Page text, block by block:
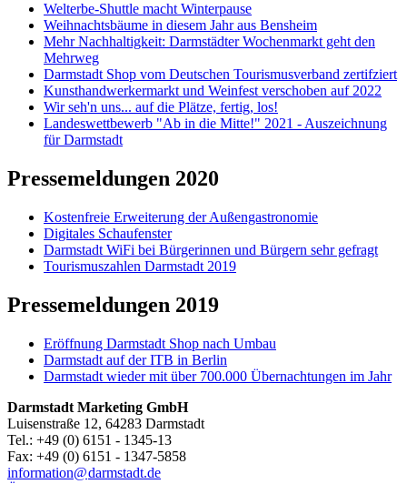
Welterbe-Shuttle macht Winterpause
Weihnachtsbäume in diesem Jahr aus Bensheim
Mehr Nachhaltigkeit: Darmstädter Wochenmarkt geht den
Mehrweg
Darmstadt Shop vom Deutschen Tourismusverband zertifziert
Kunsthandwerkermarkt und Weinfest verschoben auf 2022
Wir seh'n uns... auf die Plätze, fertig, los!
Landeswettbewerb "Ab in die Mitte!" 2021 - Auszeichnung
für Darmstadt
Pressemeldungen 2020
Kostenfreie Erweiterung der Außengastronomie
Digitales Schaufenster
Darmstadt WiFi bei Bürgerinnen und Bürgern sehr gefragt
Tourismuszahlen Darmstadt 2019
Pressemeldungen 2019
Eröffnung Darmstadt Shop nach Umbau
Darmstadt auf der ITB in Berlin
Darmstadt wieder mit über 700.000 Übernachtungen im Jahr
Darmstadt Marketing GmbH
Luisenstraße 12, 64283 Darmstadt
Tel.: +49 (0) 6151 - 1345-13
Fax: +49 (0) 6151 - 1347-5858
information@darmstadt.de